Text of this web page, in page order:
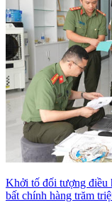
Khởi tố đối tượng điều
bất chính hàng trăm